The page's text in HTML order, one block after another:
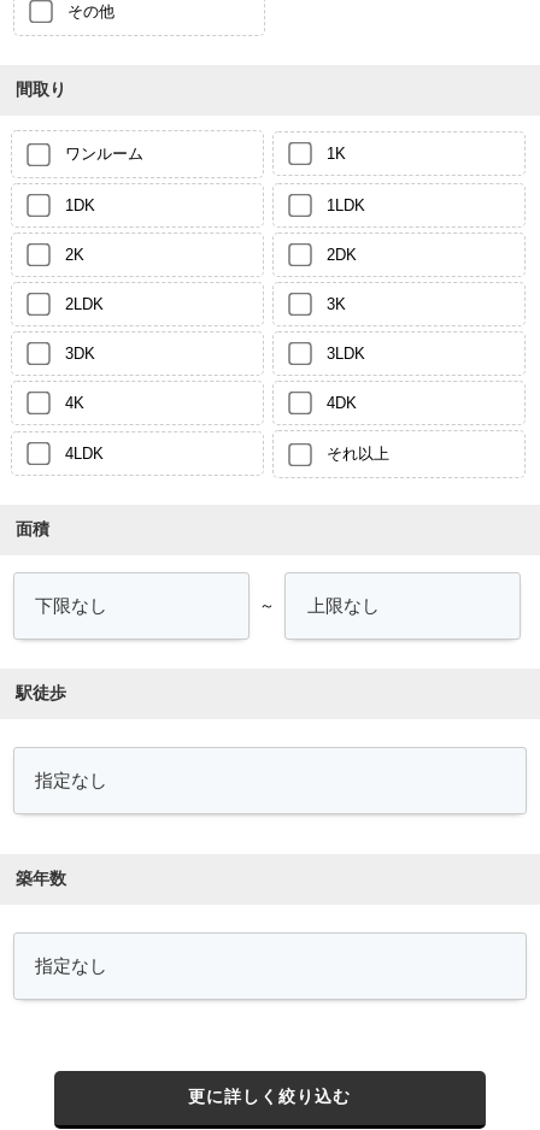
その他
間取り
ワンルーム 1K
1DK 1LDK
2K 2DK
2LDK 3K
3DK 3LDK
4K 4DK
4LDK それ以上
面積
～
駅徒歩
築年数
更に詳しく絞り込む